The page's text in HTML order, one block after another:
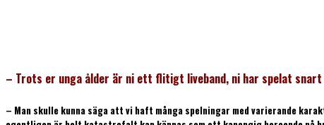
– Trots er unga ålder är ni ett flitigt liveband, ni har spelat
– Man skulle kunna säga att vi haft många spelningar med varierande